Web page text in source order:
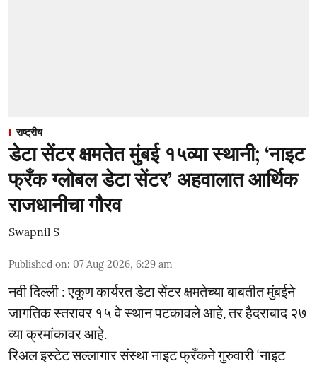
राष्ट्रीय
डेटा सेंटर क्षमतेत मुंबई १५व्या स्थानी; ‘नाइट
फ्रँक ग्लोबल डेटा सेंटर’ अहवालात आर्थिक
राजधानीचा गौरव
Swapnil S
Published on: 07 Aug 2026, 6:29 am
नवी दिल्ली : एकूण कार्यरत डेटा सेंटर क्षमतेच्या बाबतीत मुंबईने
जागतिक स्तरावर १५ वे स्थान पटकावले आहे, तर हैदराबाद २७
व्या क्रमांकावर आहे.
रिअल इस्टेट सल्लागार संस्था नाइट फ्रँकने गुरुवारी ‘नाइट